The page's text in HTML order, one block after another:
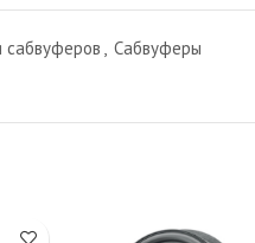
сабвуферов Сабвуферы